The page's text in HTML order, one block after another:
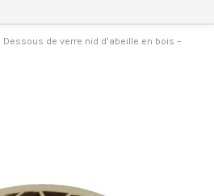
Dessous de verre nid d’abeille en bois –